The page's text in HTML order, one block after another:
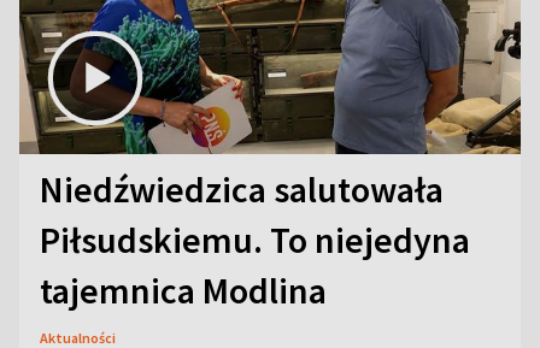
Niedźwiedzica salutowała
Piłsudskiemu. To niejedyna
tajemnica Modlina
Aktualności